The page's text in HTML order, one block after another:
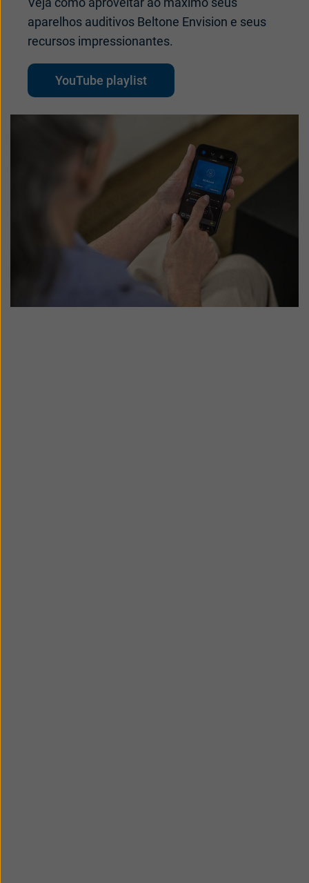
aparelhos auditivos Beltone Envision e seus
recursos impressionantes.
YouTube playlist